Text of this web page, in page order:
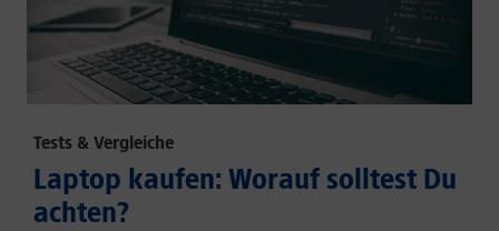
Tests & Vergleiche
Laptop kaufen: Worauf solltest Du
achten?